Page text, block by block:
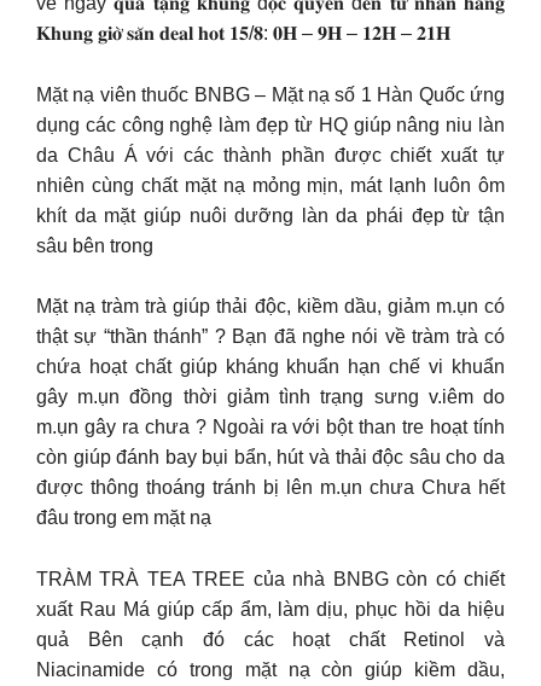
𝐊𝐡𝐮𝐧𝐠 𝐠𝐢𝐨̛̀ 𝐬𝐚̆𝐧 𝐝𝐞𝐚𝐥 𝐡𝐨𝐭 𝟏𝟓/𝟖: 𝟎𝐇 – 𝟗𝐇 – 𝟏𝟐𝐇 – 𝟐𝟏𝐇
Mặt nạ viên thuốc BNBG – Mặt nạ số 1 Hàn Quốc ứng
dụng các công nghệ làm đẹp từ HQ giúp nâng niu làn
da Châu Á với các thành phần được chiết xuất tự
nhiên cùng chất mặt nạ mỏng mịn, mát lạnh luôn ôm
khít da mặt giúp nuôi dưỡng làn da phái đẹp từ tận
sâu bên trong
Mặt nạ tràm trà giúp thải độc, kiềm dầu, giảm m.ụn có
thật sự “thần thánh” ? Bạn đã nghe nói về tràm trà có
chứa hoạt chất giúp kháng khuẩn hạn chế vi khuẩn
gây m.ụn đồng thời giảm tình trạng sưng v.iêm do
m.ụn gây ra chưa ? Ngoài ra với bột than tre hoạt tính
còn giúp đánh bay bụi bẩn, hút và thải độc sâu cho da
được thông thoáng tránh bị lên m.ụn chưa Chưa hết
đâu trong em mặt nạ
TRÀM TRÀ TEA TREE của nhà BNBG còn có chiết
xuất Rau Má giúp cấp ẩm, làm dịu, phục hồi da hiệu
quả Bên cạnh đó các hoạt chất Retinol và
Niacinamide có trong mặt nạ còn giúp kiềm dầu,